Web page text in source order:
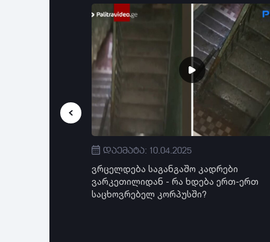
დაემატა: 10.04.2025
ვრცელდება საგანგაშო კადრები
ვარკეთილიდან - რა ხდება ერთ-ერთ
საცხოვრებელ კორპუსში?